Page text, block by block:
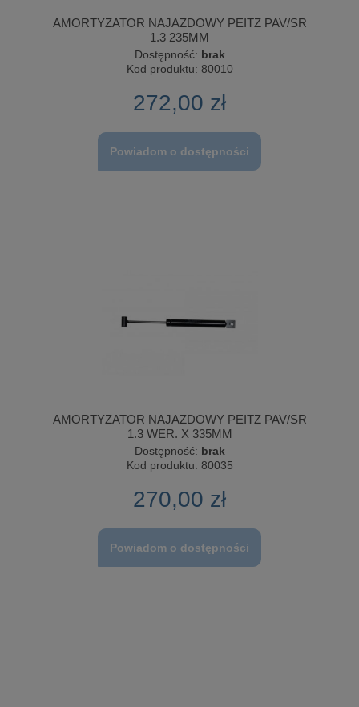
AMORTYZATOR NAJAZDOWY PEITZ PAV/SR
1.3 235MM
Dostępność: brak
Kod produktu: 80010
272,00 zł
Powiadom o dostępności
AMORTYZATOR NAJAZDOWY PEITZ PAV/SR
1.3 WER. X 335MM
Dostępność: brak
Kod produktu: 80035
270,00 zł
Powiadom o dostępności